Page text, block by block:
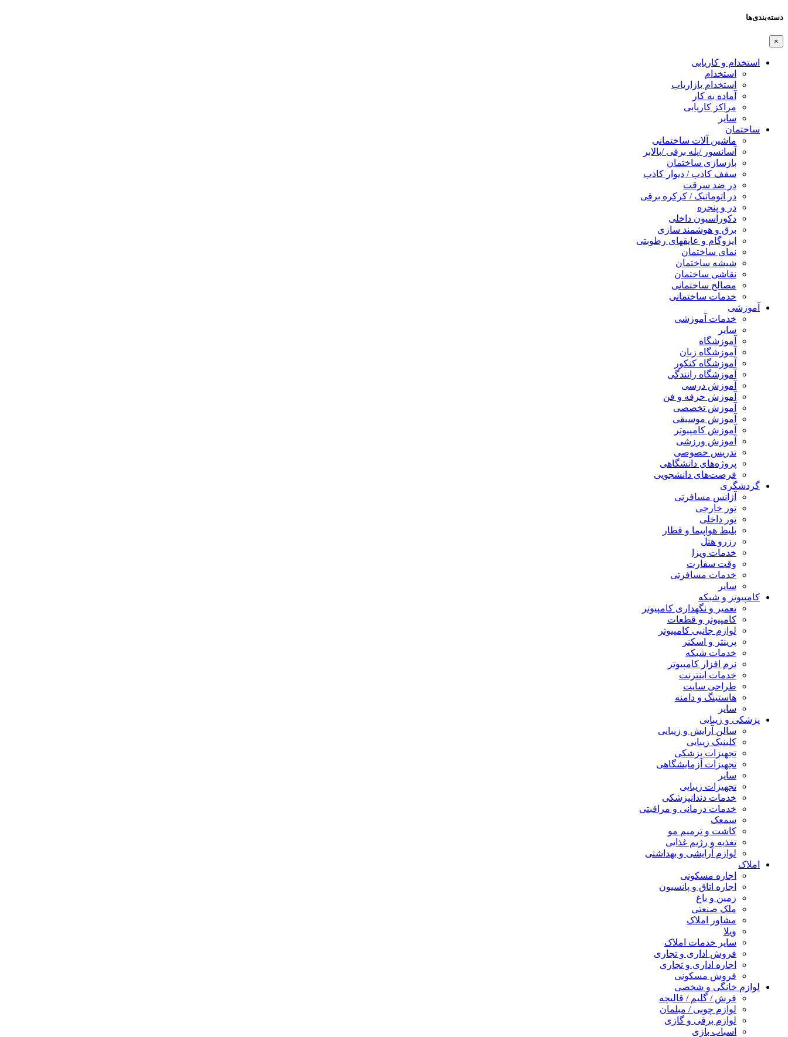
دسته‌بندی‌ها
×
استخدام و کاریابی
استخدام
استخدام بازاریاب
آماده به کار
مراکز کاریابی
سایر
ساختمان
ماشین آلات ساختمانی
آسانسور /پله برقی /بالابر
بازسازی ساختمان
سقف کاذب / دیوار کاذب
در ضد سرقت
در اتوماتیک / کرکره برقی
در و پنجره
دکوراسیون داخلی
برق و هوشمند سازی
ایزوگام و عایقهای رطوبتی
نمای ساختمان
شیشه ساختمان
نقاشی ساختمان
مصالح ساختمانی
خدمات ساختمانی
آموزشی
خدمات آموزشی
سایر
آموزشگاه
آموزشگاه زبان
آموزشگاه کنکور
آموزشگاه رانندگی
آموزش درسی
آموزش حرفه و فن
آموزش تخصصی
آموزش موسیقی
آموزش کامپیوتر
آموزش ورزشی
تدریس خصوصی
پروژه‌های دانشگاهی
فرصت‌های دانشجویی
گردشگری
آژانس مسافرتی
تور خارجی
تور داخلی
بلیط هواپیما و قطار
رزرو هتل
خدمات ویزا
وقت سفارت
خدمات مسافرتی
سایر
کامپیوتر و شبکه
تعمیر و نگهداری کامپیوتر
کامپیوتر و قطعات
لوازم جانبی کامپیوتر
پرینتر و اسکنر
خدمات شبکه
نرم افزار کامپیوتر
خدمات اینترنت
طراحی سایت
هاستینگ و دامنه
سایر
پزشکی و زیبایی
سالن آرایش و زیبایی
کلینیک زیبایی
تجهیزات پزشکی
تجهیزات آزمایشگاهی
سایر
تجهیزات زیبایی
خدمات دندانپزشکی
خدمات درمانی و مراقبتی
سمعک
کاشت و ترمیم مو
تغذیه و رژیم غذایی
لوازم آرایشی و بهداشتی
املاک
اجاره مسکونی
اجاره اتاق و پانسیون
زمین و باغ
ملک صنعتی
مشاور املاک
ویلا
سایر خدمات املاک
فروش اداری و تجاری
اجاره اداری و تجاری
فروش مسکونی
لوازم خانگی و شخصی
فرش / گلیم / قالیچه
لوازم چوبی / مبلمان
لوازم برقی و گازی
اسباب بازی